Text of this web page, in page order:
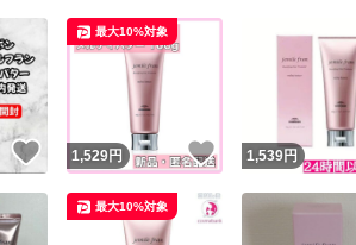
いいね！
1,529円 いいね！
最大10%対象
1,539円
最大10%対象